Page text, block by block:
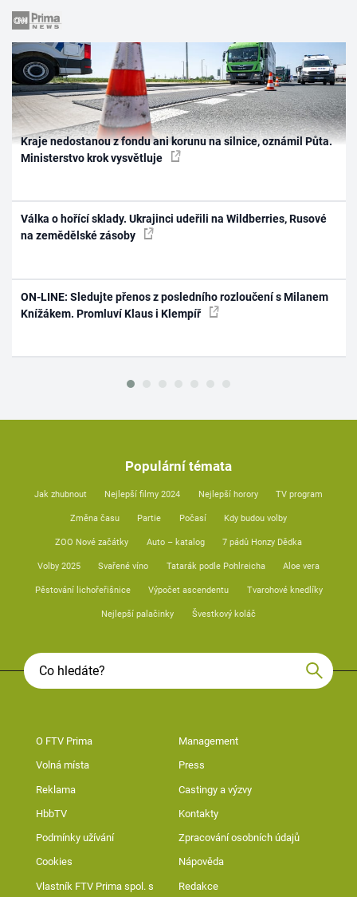
Kraje nedostanou z fondu ani korunu na silnice, oznámil Půta.
Ministerstvo krok vysvětluje
Válka o hořící sklady. Ukrajinci udeřili na Wildberries, Rusové
na zemědělské zásoby
ON-LINE: Sledujte přenos z posledního rozloučení s Milanem
Knížákem. Promluví Klaus i Klempíř
Populární témata
Jak zhubnout Nejlepší filmy 2024 Nejlepší horory TV program
Změna času Partie Počasí Kdy budou volby
ZOO Nové začátky Auto – katalog 7 pádů Honzy Dědka
Volby 2025 Svařené víno Tatarák podle Pohlreicha Aloe vera
Pěstování lichořeřišnice Výpočet ascendentu Tvarohové knedlíky
Nejlepší palačinky Švestkový koláč
O FTV Prima Management
Volná místa Press
Reklama Castingy a výzvy
HbbTV Kontakty
Podmínky užívání Zpracování osobních údajů
Cookies Nápověda
Vlastník FTV Prima spol. s
Redakce